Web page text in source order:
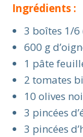
Ingrédients :
3 boîtes 1/6
600 g
1 pâte
2 tomates
10 olives
3 pincées
3 pincées